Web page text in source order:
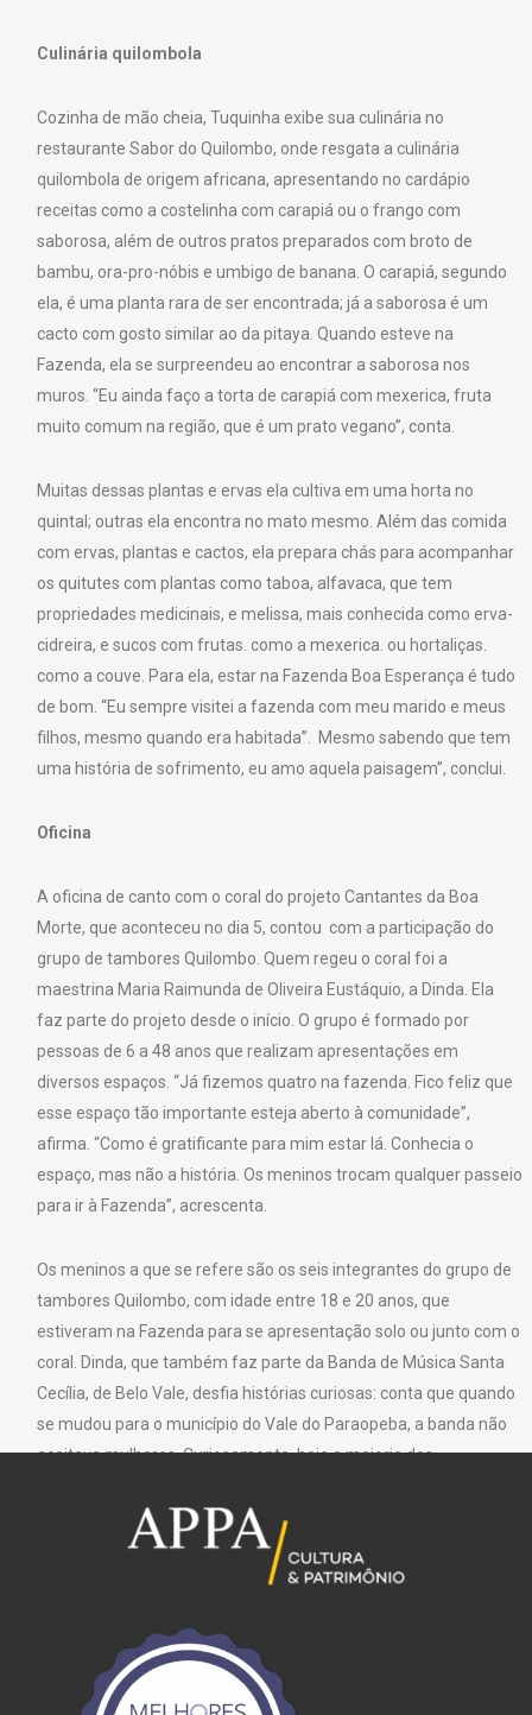
Culinária quilombola
Cozinha de mão cheia, Tuquinha exibe sua culinária no
restaurante Sabor do Quilombo, onde resgata a culinária
quilombola de origem africana, apresentando no cardápio
receitas como a costelinha com carapiá ou o frango com
saborosa, além de outros pratos preparados com broto de
bambu, ora-pro-nóbis e umbigo de banana. O carapiá, segundo
ela, é uma planta rara de ser encontrada; já a saborosa é um
cacto com gosto similar ao da pitaya. Quando esteve na
Fazenda, ela se surpreendeu ao encontrar a saborosa nos
muros. “Eu ainda faço a torta de carapiá com mexerica, fruta
muito comum na região, que é um prato vegano”, conta.
Muitas dessas plantas e ervas ela cultiva em uma horta no
quintal; outras ela encontra no mato mesmo. Além das comida
com ervas, plantas e cactos, ela prepara chás para acompanhar
os quitutes com plantas como taboa, alfavaca, que tem
propriedades medicinais, e melissa, mais conhecida como erva-
cidreira, e sucos com frutas. como a mexerica. ou hortaliças.
como a couve. Para ela, estar na Fazenda Boa Esperança é tudo
de bom. “Eu sempre visitei a fazenda com meu marido e meus
filhos, mesmo quando era habitada”. Mesmo sabendo que tem
uma história de sofrimento, eu amo aquela paisagem”, conclui.
Oficina
A oficina de canto com o coral do projeto Cantantes da Boa
Morte, que aconteceu no dia 5, contou com a participação do
grupo de tambores Quilombo. Quem regeu o coral foi a
maestrina Maria Raimunda de Oliveira Eustáquio, a Dinda. Ela
faz parte do projeto desde o início. O grupo é formado por
pessoas de 6 a 48 anos que realizam apresentações em
diversos espaços. “Já fizemos quatro na fazenda. Fico feliz que
esse espaço tão importante esteja aberto à comunidade”,
afirma. “Como é gratificante para mim estar lá. Conhecia o
espaço, mas não a história. Os meninos trocam qualquer passeio
para ir à Fazenda”, acrescenta.
Os meninos a que se refere são os seis integrantes do grupo de
tambores Quilombo, com idade entre 18 e 20 anos, que
estiveram na Fazenda para se apresentação solo ou junto com o
coral. Dinda, que também faz parte da Banda de Música Santa
Cecília, de Belo Vale, desfia histórias curiosas: conta que quando
se mudou para o município do Vale do Paraopeba, a banda não
aceitava mulheres. Curiosamente, hoje a maioria dos
dedicados à música, trabalho que considera “gratificante”,
principalmente quando perpetua a cultura quilombola para as